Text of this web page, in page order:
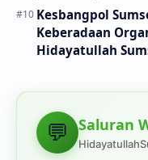
Kesbangpol
Keberadaan
Hidayatullah
💬 Saluran